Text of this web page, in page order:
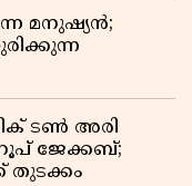
മനുഷ്യൻ;
ടൺ അരി
ജേക്കബ്;
തുടക്കം